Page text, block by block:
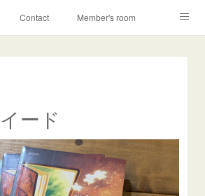
Contact Member's room
ード